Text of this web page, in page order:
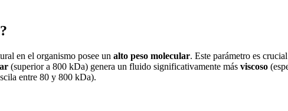
en el organismo posee un alto peso molecular. Este parámetro es
(superior a 800 kDa) genera un fluido significativamente más viscoso
entre 80 y 800 kDa).